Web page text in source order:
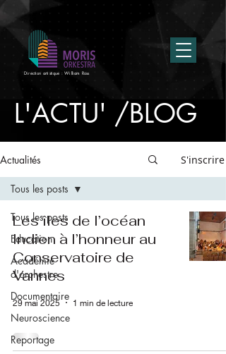
Direction artistique : William Ross
L'ACTU' /BLOG
Actualités S'inscrire
Tous les posts
Education
Académie
d'orchestre
Documentaire
Neuroscience
Reportage
Tous les posts
Les îles de l’océan
Indien à l’honneur au
Conservatoire de
Vannes
29 mai 2025 1 min de lecture